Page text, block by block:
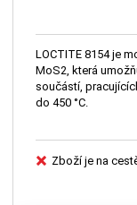
LOCTITE 8154 je
MoS2, která
součástí,
do 450 °C.
Zboží je na